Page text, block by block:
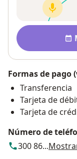
Disponibilidad
Formas de pago
Transferencia
Tarjeta de
Tarjeta de
Número de
300 86...